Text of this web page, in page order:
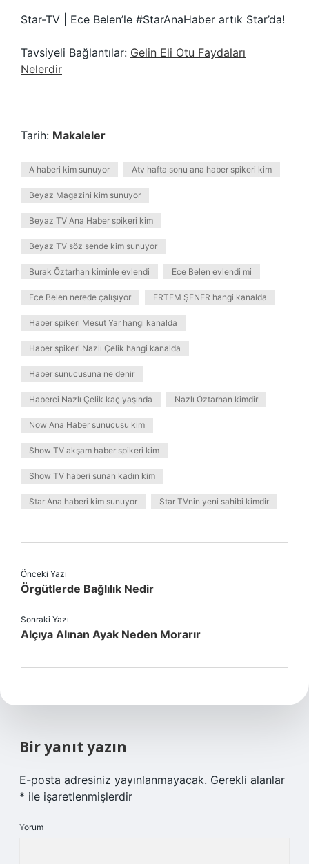
Star-TV | Ece Belen’le #StarAnaHaber artık Star’da!
Tavsiyeli Bağlantılar: Gelin Eli Otu Faydaları
Nelerdir
Tarih: Makaleler
A haberi kim sunuyor Atv hafta sonu ana haber spikeri kim
Beyaz Magazini kim sunuyor
Beyaz TV Ana Haber spikeri kim
Beyaz TV söz sende kim sunuyor
Burak Öztarhan kiminle evlendi Ece Belen evlendi mi
Ece Belen nerede çalışıyor ERTEM ŞENER hangi kanalda
Haber spikeri Mesut Yar hangi kanalda
Haber spikeri Nazlı Çelik hangi kanalda
Haber sunucusuna ne denir
Haberci Nazlı Çelik kaç yaşında Nazlı Öztarhan kimdir
Now Ana Haber sunucusu kim
Show TV akşam haber spikeri kim
Show TV haberi sunan kadın kim
Star Ana haberi kim sunuyor Star TVnin yeni sahibi kimdir
Önceki Yazı
Örgütlerde Bağlılık Nedir
Sonraki Yazı
Alçıya Alınan Ayak Neden Morarır
Bir yanıt yazın
E-posta adresiniz yayınlanmayacak. Gerekli alanlar
* ile işaretlenmişlerdir
Yorum